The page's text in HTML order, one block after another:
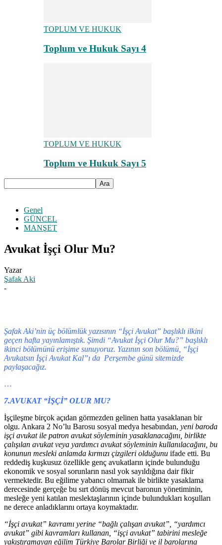
TOPLUM VE HUKUK
Toplum ve Hukuk Sayı 4
TOPLUM VE HUKUK
Toplum ve Hukuk Sayı 5
Genel
GÜNCEL
MANŞET
Avukat İşçi Olur Mu?
Yazar
Şafak Aki
-
Şafak Aki’nin üç bölümlük yazısının “İşçi Avukat” başlıklı ilkini
geçen hafta yayınlamıştık. Şimdi “Avukat İşçi Olur Mu?” başlıklı
ikinci bölümünü erişime sunuyoruz. Yazının son bölümü, “İşçi
Avukatsın İşçi Avukat Kal”ı da Perşembe günü sitemizde
paylaşacağız.
…
7.AVUKAT “İŞÇİ” OLUR MU?
İşçileşme birçok açıdan görmezden gelinen hatta yasaklanan bir
olgu. Ankara 2 No’lu Barosu sosyal medya hesabından, yeni baroda
işçi avukat ile patron avukat söyleminin yasaklanacağını, birlikte
çalışılan avukat veya yardımcı avukat söyleminin kullanılacağını, bu
konunun mesleki anlamda kırmızı çizgileri olduğunu ifade etti. Bu
reddediş kuşkusuz özellikle genç avukatların içinde bulunduğu
ekonomik ve sosyal sorunların nasıl yok sayıldığına dair fikir
vermektedir. Bu eğilime yabancı olmamak ile birlikte yasaklama
derecesinde gerçeğe bu sırt dönüş mevcut baronun yönetiminin,
mesleğe yeni katılan meslektaşlarının içinde bulundukları koşulları
ne derece anladıklarını ortaya koymaktadır.
“İşçi avukat” kavramı yerine “bağlı çalışan avukat”, “yardımcı
avukat” gibi kavramları kullanan, “işçi avukat” tabirini mesleğe
yakıştıramayan eğilim Türkiye Barolar Birliği ve il barolarına